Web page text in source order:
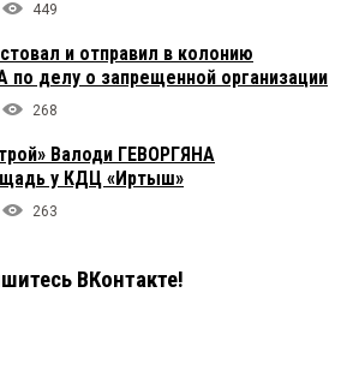
449
и отправил в колонию
делу о запрещенной организации
268
Валоди ГЕВОРГЯНА
у КДЦ «Иртыш»
263
ВКонтакте!